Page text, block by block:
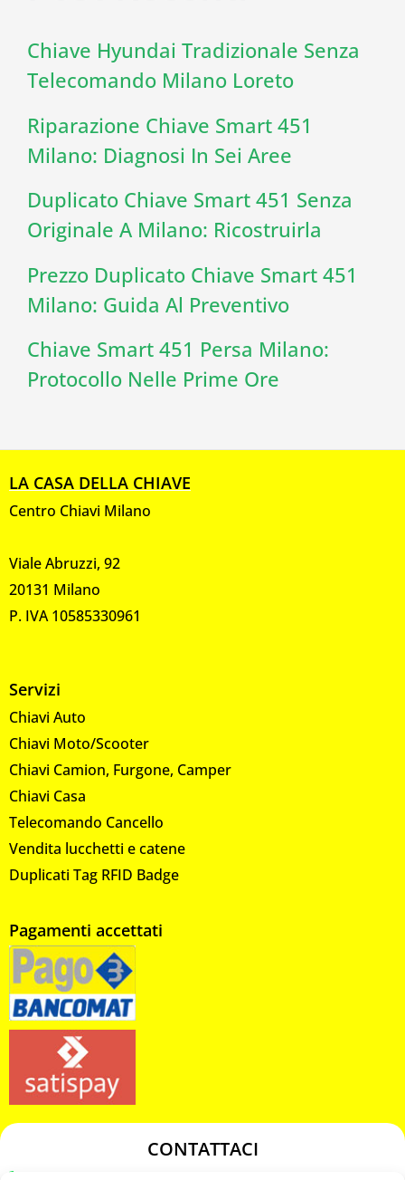
Chiave Hyundai Tradizionale Senza
Telecomando Milano Loreto
Riparazione Chiave Smart 451
Milano: Diagnosi In Sei Aree
Duplicato Chiave Smart 451 Senza
Originale A Milano: Ricostruirla
Prezzo Duplicato Chiave Smart 451
Milano: Guida Al Preventivo
Chiave Smart 451 Persa Milano:
Protocollo Nelle Prime Ore
LA CASA DELLA CHIAVE
Centro Chiavi Milano
Viale Abruzzi, 92
20131 Milano
P. IVA 10585330961
Servizi
Chiavi Auto
Chiavi Moto/Scooter
Chiavi Camion, Furgone, Camper
Chiavi Casa
Telecomando Cancello
Vendita lucchetti e catene
Duplicati Tag RFID Badge
Pagamenti accettati
CONTATTACI